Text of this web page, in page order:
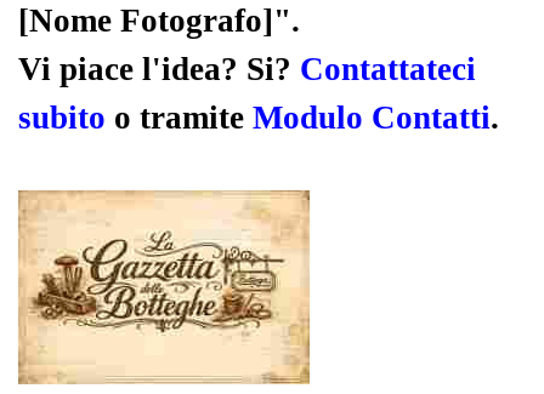
[Nome Fotografo]".
Vi piace l'idea? Si? Contattateci
subito o tramite Modulo Contatti.